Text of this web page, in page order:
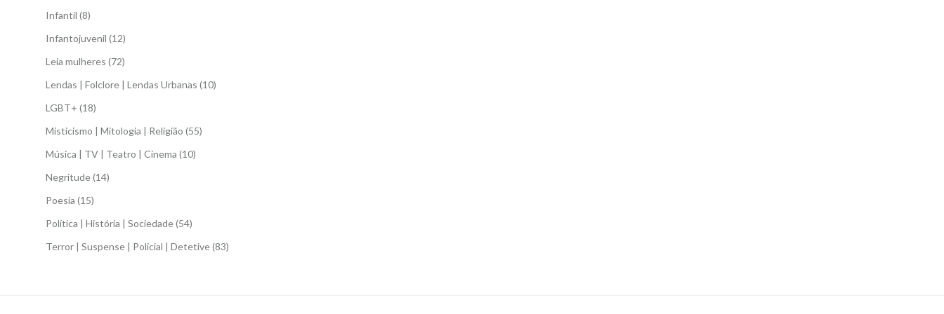
Infantil (8)
Infantojuvenil (12)
Leia mulheres (72)
Lendas | Folclore | Lendas Urbanas (10)
LGBT+ (18)
Misticismo | Mitologia | Religião (55)
Música | TV | Teatro | Cinema (10)
Negritude(14)
Poesia (15)
Política | História | Sociedade(54)
Terror | Suspense | Policial | Detetive(83)